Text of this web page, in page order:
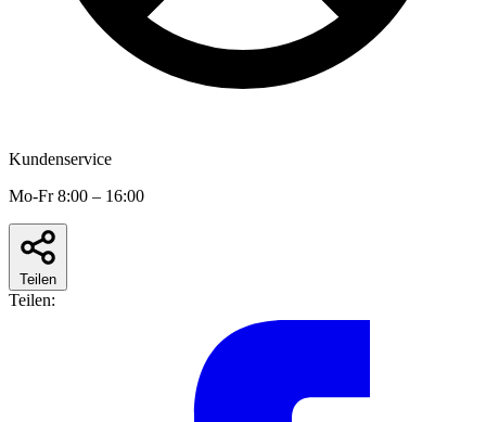
Kundenservice
Mo-Fr 8:00 – 16:00
Teilen
Teilen: